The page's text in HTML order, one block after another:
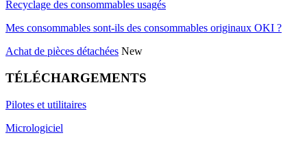
Recyclage des consommables usagés
Mes consommables sont-ils des consommables originaux OKI ?
Achat de pièces détachées New
TÉLÉCHARGEMENTS
Pilotes et utilitaires
Micrologiciel